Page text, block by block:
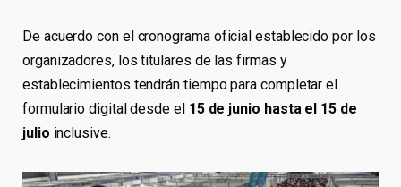
De acuerdo con el cronograma oficial establecido por los
organizadores, los titulares de las firmas y
establecimientos tendrán tiempo para completar el
formulario digital desde el 15 de junio hasta el 15 de
julio inclusive.